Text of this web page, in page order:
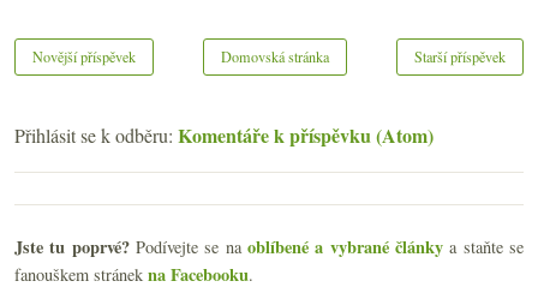
Novější příspěvek Starší příspěvek
Domovská stránka
Přihlásit se k odběru: Komentáře k příspěvku (Atom)
Jste tu poprvé?Podívejte se naoblíbené a vybrané články a staňte se
fanouškem stránek na Facebooku.